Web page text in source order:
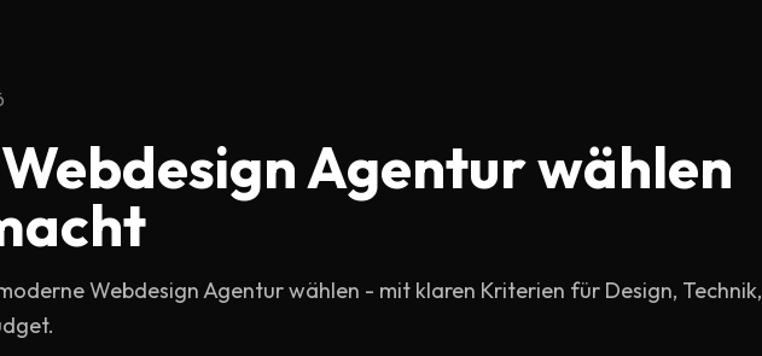
Agentur wählen
Webdesign Agentur wählen - mit klaren Kriterien für Design, Technik,